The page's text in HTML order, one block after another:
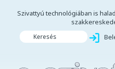
Szivattyú technológiában is
Keresés